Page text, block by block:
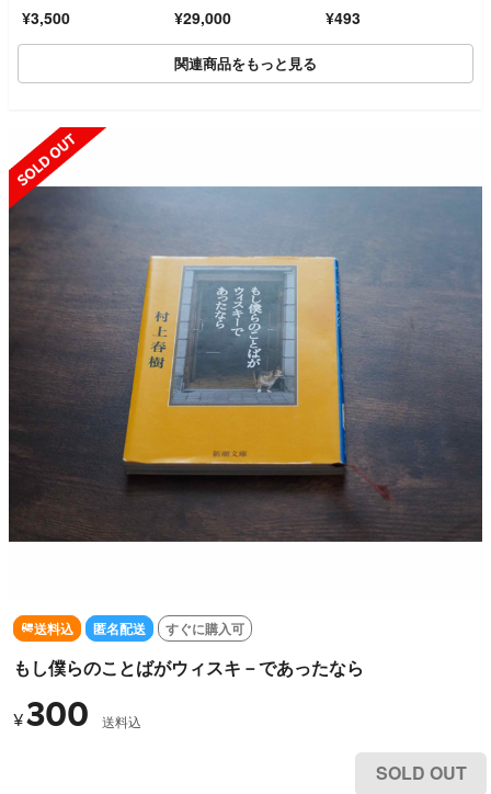
¥3,500 ¥29,000 ¥493
関連商品をもっと見る
送料込 匿名配送 すぐに購入可
もし僕らのことばがウィスキ－であったなら
¥300 送料込
SOLD OUT